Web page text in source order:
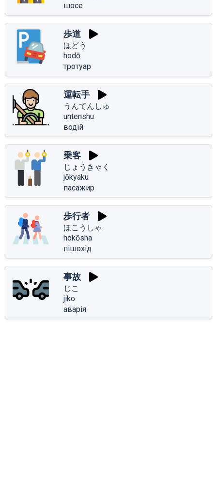
шосе
歩道
ほどう
hodō
тротуар
運転手
うんてんしゅ
untenshu
водій
乗客
じょうきゃく
jōkyaku
пасажир
歩行者
ほこうしゃ
hokōsha
пішохід
事故
じこ
jiko
аварія